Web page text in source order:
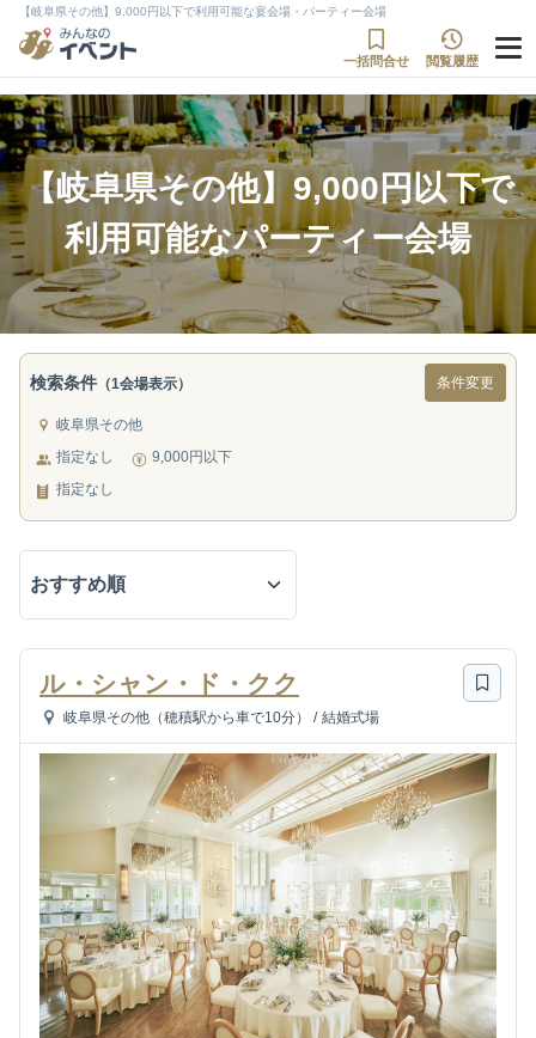
【岐阜県その他】9,000円以下で利用可能な宴会場・パーティー会場
一括問合せ 閲覧履歴
【岐阜県その他】9,000円以下で
利用可能なパーティー会場
検索条件 （1会場表示） 条件変更
岐阜県その他
指定なし
9,000円以下
指定なし
ル・シャン・ド・クク
岐阜県その他（穂積駅から車で10分） / 結婚式場